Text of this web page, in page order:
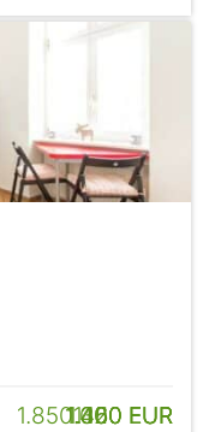
1.850.000 EUR
1.360 EUR
1.400 EUR
1.450 EUR
1.120 EUR